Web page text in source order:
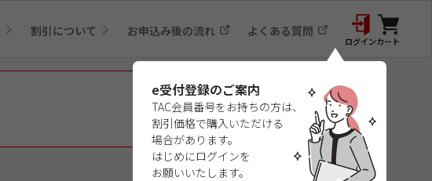
割引について お申込み後の流れ よくある質問
ログイン
e受付登録のご案内
TAC会員番号をお持ちの方は、
割引価格で購入いただける
場合があります。
はじめにログインを
お願いいたします。
カート